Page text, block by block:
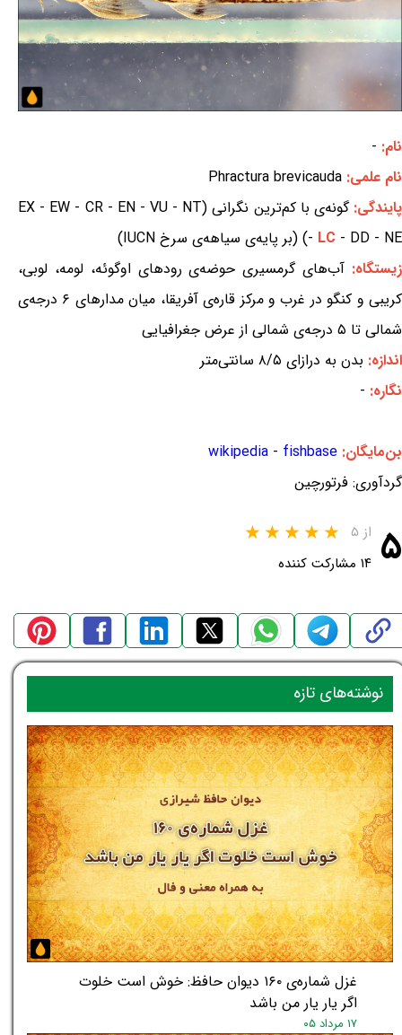
نام: -
نام علمی: Phractura brevicauda
پایندگی:
گونه‌ی با کم‌ترین نگرانی (EX - EW - CR - EN - VU - NT
- LC - DD - NE) (بر پایه‌ی سیاهه‌ی سرخ IUCN)
زیستگاه: آب‌های گرمسیری حوضه‌ی رودهای اوگوئه، لومه، لوبی،
کریبی و کنگو در غرب و مرکز قاره‌ی آفریقا، میان مدارهای ۶ درجه‌ی
شمالی تا ۵ درجه‌ی شمالی از عرض جغرافیایی
اندازه: بدن به درازای ۸/۵ سانتی‌متر
نگاره: -
بن‌مایگان: wikipedia - fishbase
گردآوری: فرتورچین
۵ از ۵
۱۴ مشارکت کننده
غزل شماره‌ی ۱۶۰ دیوان حافظ: خوش است خلوت
اگر یار یار من باشد
۱۷ مرداد ۰۵
نوشته‌های تازه